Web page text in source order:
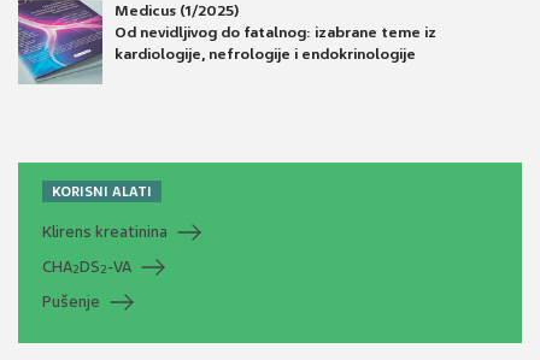
Medicus (1/2025)
Od nevidljivog do fatalnog: izabrane teme iz
kardiologije, nefrologije i endokrinologije
KORISNI ALATI
Klirens kreatinina
CHA2DS2-VA
Pušenje